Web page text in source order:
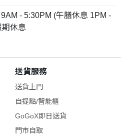
- 5:30PM (午膳休息 1PM -
休息
送貨服務
送貨上門
自提點/智能櫃
GoGoX即日送貨
門市自取